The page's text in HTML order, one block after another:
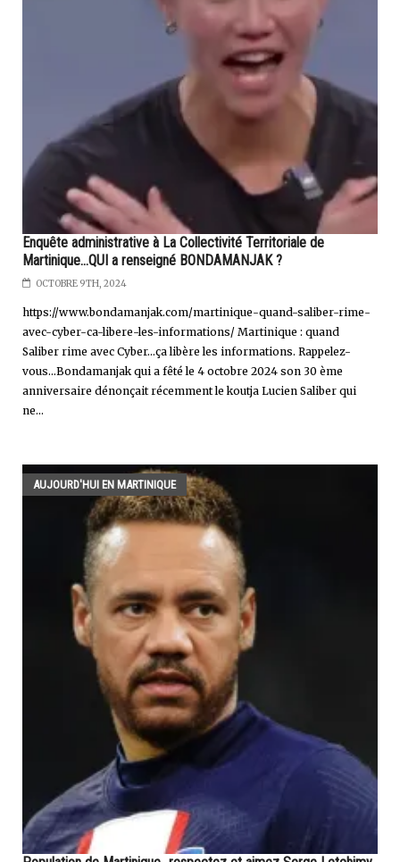
Enquête administrative à La Collectivité Territoriale de
Martinique...QUI a renseigné BONDAMANJAK ?
OCTOBRE 9TH, 2024
https://www.bondamanjak.com/martinique-quand-saliber-rime-
avec-cyber-ca-libere-les-informations/ Martinique : quand
Saliber rime avec Cyber…ça libère les informations. Rappelez-
vous...Bondamanjak qui a fêté le 4 octobre 2024 son 30 ème
anniversaire dénonçait récemment le koutja Lucien Saliber qui
ne...
AUJOURD'HUI EN MARTINIQUE